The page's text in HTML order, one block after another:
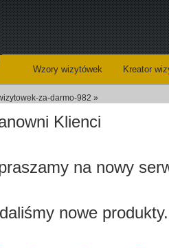
Wzory wizytówek Kreator
za-darmo-982 »
Klienci
na nowy
nowe